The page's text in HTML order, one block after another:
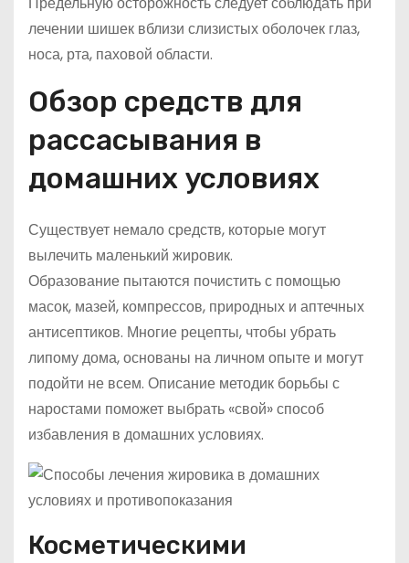
лечении шишек вблизи слизистых оболочек глаз,
носа, рта, паховой области.
Обзор средств для
рассасывания в
домашних условиях
Существует немало средств, которые могут
вылечить маленький жировик.
Образование пытаются почистить с помощью
масок, мазей, компрессов, природных и аптечных
антисептиков. Многие рецепты, чтобы убрать
липому дома, основаны на личном опыте и могут
подойти не всем. Описание методик борьбы с
наростами поможет выбрать «свой» способ
избавления в домашних условиях.
Косметическими